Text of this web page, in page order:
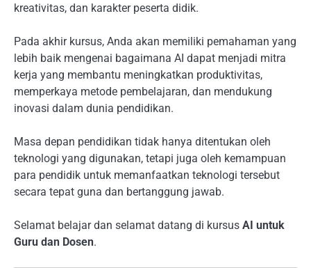
kreativitas, dan karakter peserta didik.
Pada akhir kursus, Anda akan memiliki pemahaman yang
lebih baik mengenai bagaimana AI dapat menjadi mitra
kerja yang membantu meningkatkan produktivitas,
memperkaya metode pembelajaran, dan mendukung
inovasi dalam dunia pendidikan.
Masa depan pendidikan tidak hanya ditentukan oleh
teknologi yang digunakan, tetapi juga oleh kemampuan
para pendidik untuk memanfaatkan teknologi tersebut
secara tepat guna dan bertanggung jawab.
Selamat belajar dan selamat datang di kursus AI untuk
Guru dan Dosen.